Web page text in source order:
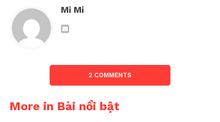
Sau hơn một tháng nghỉ dịch, tôi bắt đầu lâm vào
Mi Mi
2 COMMENTS
More in Bài nổi bật